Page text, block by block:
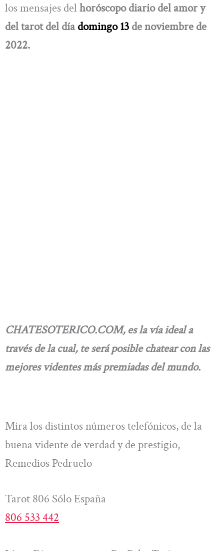
los mensajes del horóscopo diario del amor y
del tarot del díadomingo 13 de noviembre de
2022.
CHATESOTERICO.COM, es la vía ideal a
través de la cual, te será posible chatear con las
mejores videntes más premiadas del mundo.
Mira los distintos números telefónicos, de la
buena vidente de verdad y de prestigio,
Remedios Pedruelo
Tarot 806 Sólo España
806 533 442